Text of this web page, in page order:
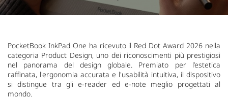
PocketBook InkPad One ha ricevuto il Red Dot Award 2026 nella
categoria Product Design, uno dei riconoscimenti più prestigiosi
nel panorama del design globale. Premiato per l’estetica
raffinata, l'ergonomia accurata e l'usabilità intuitiva, il dispositivo
si distingue tra gli e-reader ed e-note meglio progettati al
mondo.